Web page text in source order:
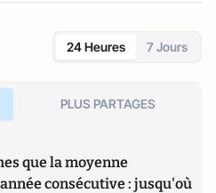
24 Heures 7 Jours
PLUS PARTAGES
que la moyenne
consécutive : jusqu'où